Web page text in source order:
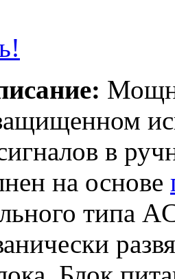
в
на основе
типа